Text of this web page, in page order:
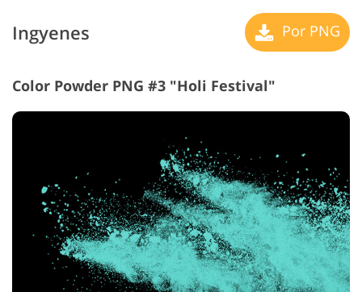
Ingyenes Por PNG
Color Powder PNG #3 "Holi Festival"